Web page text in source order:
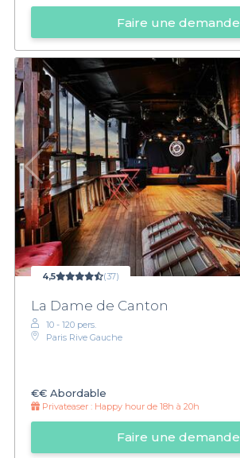
Faire une demande
4,5 (37)
La Dame de Canton
10 - 120 pers.
Paris Rive Gauche
€€ Abordable
Privateaser : Happy hour de 18h à 20h
Faire une demande